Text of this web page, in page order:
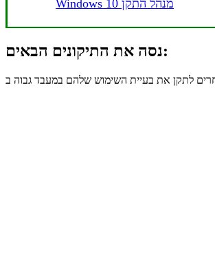
Windows 10 מנהל התקן
נסה את התיקונים הבאים: